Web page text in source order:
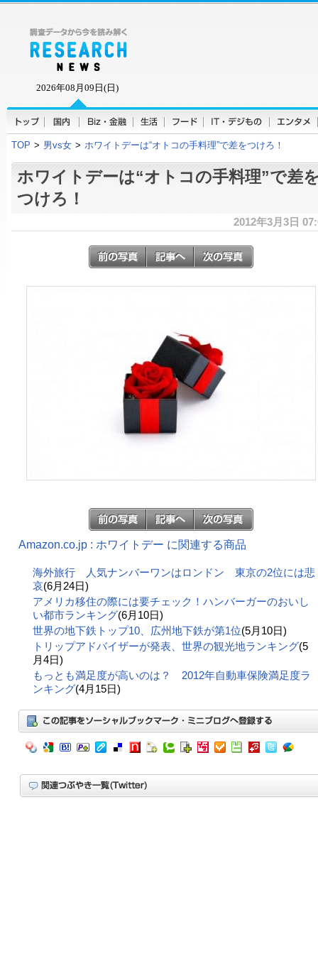
2026年08月09日(日)
TOP > 男vs女 > ホワイトデーは“オトコの手料理”で差をつけろ！
ホワイトデーは“オトコの手料理”で差
つけろ！
2012年3月3日
Amazon.co.jp : ホワイトデー に関連する商品
海外旅行 人気ナンバーワンはロンドン 東京の2位には悲
哀(6月24日)
アメリカ移住の際には要チェック！ハンバーガーのおいし
い都市ランキング(6月10日)
世界の地下鉄トップ10、広州地下鉄が第1位(5月10日)
トリップアドバイザーが発表、世界の観光地ランキング(5
月4日)
もっとも満足度が高いのは？ 2012年自動車保険満足度ラ
ンキング(4月15日)